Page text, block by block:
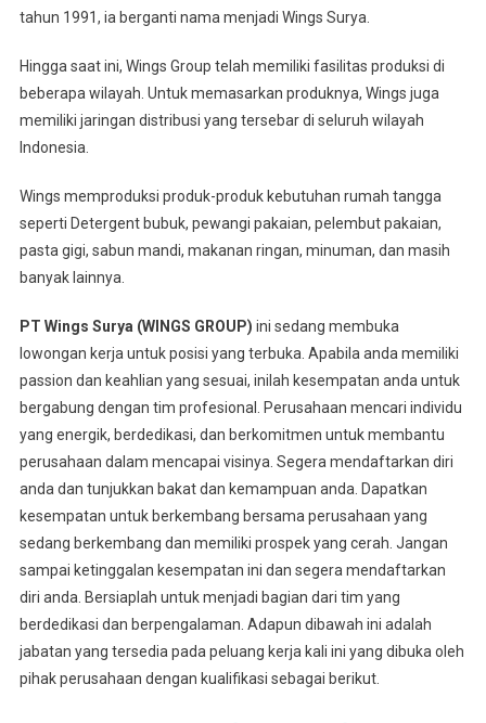
tahun 1991, ia berganti nama menjadi Wings Surya.
Hingga saat ini, Wings Group telah memiliki fasilitas produksi di
beberapa wilayah. Untuk memasarkan produknya, Wings juga
memiliki jaringan distribusi yang tersebar di seluruh wilayah
Indonesia.
Wings memproduksi produk-produk kebutuhan rumah tangga
seperti Detergent bubuk, pewangi pakaian, pelembut pakaian,
pasta gigi, sabun mandi, makanan ringan, minuman, dan masih
banyak lainnya.
PT Wings Surya (WINGS GROUP) ini sedang membuka
lowongan kerja untuk posisi yang terbuka. Apabila anda memiliki
passion dan keahlian yang sesuai, inilah kesempatan anda untuk
bergabung dengan tim profesional. Perusahaan mencari individu
yang energik, berdedikasi, dan berkomitmen untuk membantu
perusahaan dalam mencapai visinya. Segera mendaftarkan diri
anda dan tunjukkan bakat dan kemampuan anda. Dapatkan
kesempatan untuk berkembang bersama perusahaan yang
sedang berkembang dan memiliki prospek yang cerah. Jangan
sampai ketinggalan kesempatan ini dan segera mendaftarkan
diri anda. Bersiaplah untuk menjadi bagian dari tim yang
berdedikasi dan berpengalaman. Adapun dibawah ini adalah
jabatan yang tersedia pada peluang kerja kali ini yang dibuka oleh
pihak perusahaan dengan kualifikasi sebagai berikut.